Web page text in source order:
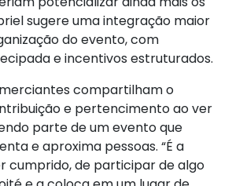
sugere uma integração maior
do evento, com
e incentivos estruturados.
compartilham o
e pertencimento ao ver
parte de um evento que
e aproxima pessoas. “É a
cumprido, de participar de algo